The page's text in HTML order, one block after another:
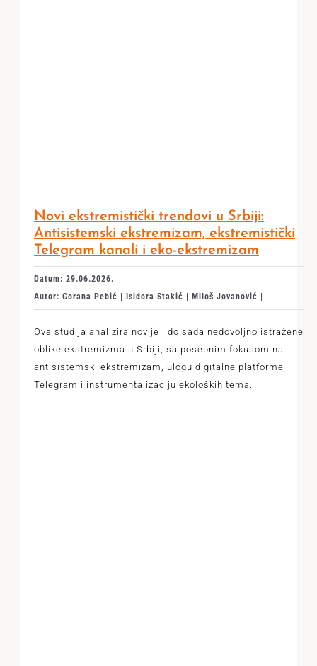
Novi ekstremistički trendovi u Srbiji:
Antisistemski ekstremizam, ekstremistički
Telegram kanali i eko-ekstremizam
Datum: 29.06.2026.
Autor: Gorana Pebić | Isidora Stakić | Miloš Jovanović |
Ova studija analizira novije i do sada nedovoljno istražene
oblike ekstremizma u Srbiji, sa posebnim fokusom na
antisistemski ekstremizam, ulogu digitalne platforme
Telegram i instrumentalizaciju ekoloških tema.